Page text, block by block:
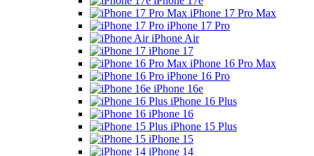
iPhone 17 Pro Max
iPhone 17 Pro
iPhone Air
iPhone 17
iPhone 16 Pro Max
iPhone 16 Pro
iPhone 16e
iPhone 16 Plus
iPhone 16
iPhone 15 Plus
iPhone 15
iPhone 14